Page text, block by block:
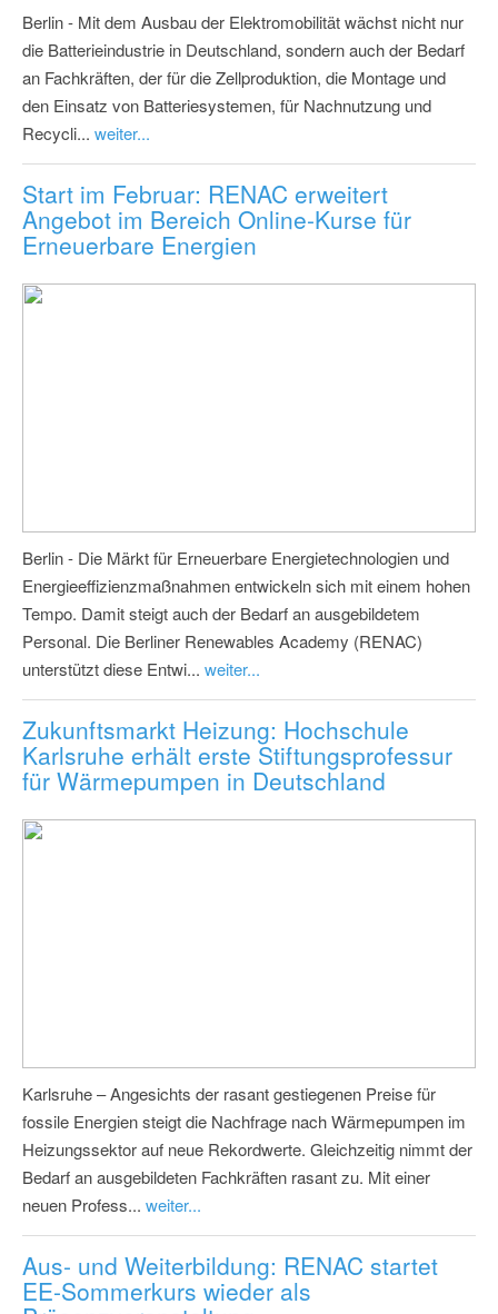
Berlin - Mit dem Ausbau der Elektromobilität wächst nicht nur
die Batterieindustrie in Deutschland, sondern auch der Bedarf
an Fachkräften, der für die Zellproduktion, die Montage und
den Einsatz von Batteriesystemen, für Nachnutzung und
Recycli... weiter...
Start im Februar: RENAC erweitert
Angebot im Bereich Online-Kurse für
Erneuerbare Energien
Berlin - Die Märkt für Erneuerbare Energietechnologien und
Energieeffizienzmaßnahmen entwickeln sich mit einem hohen
Tempo. Damit steigt auch der Bedarf an ausgebildetem
Personal. Die Berliner Renewables Academy (RENAC)
unterstützt diese Entwi... weiter...
Zukunftsmarkt Heizung: Hochschule
Karlsruhe erhält erste Stiftungsprofessur
für Wärmepumpen in Deutschland
Karlsruhe – Angesichts der rasant gestiegenen Preise für
fossile Energien steigt die Nachfrage nach Wärmepumpen im
Heizungssektor auf neue Rekordwerte. Gleichzeitig nimmt der
Bedarf an ausgebildeten Fachkräften rasant zu. Mit einer
neuen Profess... weiter...
Aus- und Weiterbildung: RENAC startet
EE-Sommerkurs wieder als